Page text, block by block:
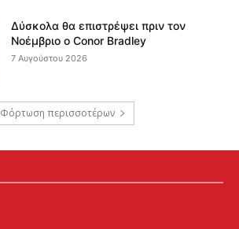
Δύσκολα θα επιστρέψει πριν τον
Νοέμβριο ο Conor Bradley
7 Αυγούστου 2026
Φόρτωση περισσοτέρων